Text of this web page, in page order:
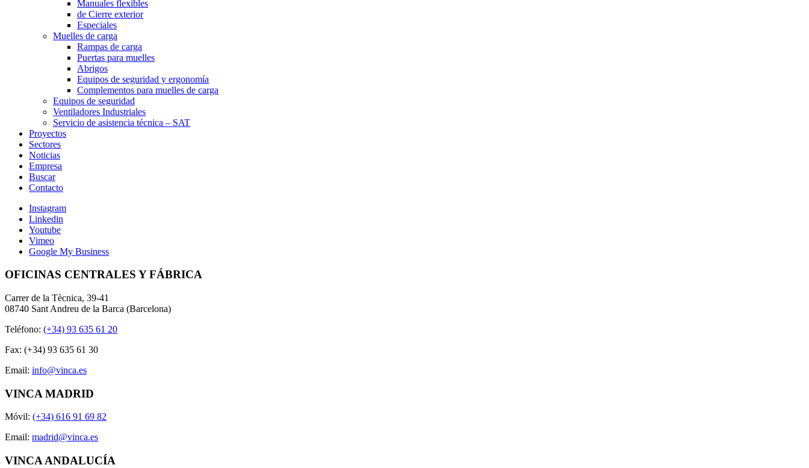
Manuales flexibles
de Cierre exterior
Especiales
Muelles de carga
Rampas de carga
Puertas para muelles
Abrigos
Equipos de seguridad y ergonomía
Complementos para muelles de carga
Equipos de seguridad
Ventiladores Industriales
Servicio de asistencia técnica – SAT
Proyectos
Sectores
Noticias
Empresa
Buscar
Contacto
Instagram
Linkedin
Youtube
Vimeo
Google My Business
OFICINAS CENTRALES Y FÁBRICA
Carrer de la Tècnica, 39-41
08740 Sant Andreu de la Barca (Barcelona)
Teléfono: (+34) 93 635 61 20
Fax: (+34) 93 635 61 30
Email: info@vinca.es
VINCA MADRID
Móvil: (+34) 616 91 69 82
Email: madrid@vinca.es
VINCA ANDALUCÍA